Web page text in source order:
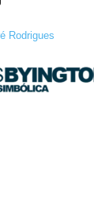
Rodrigues